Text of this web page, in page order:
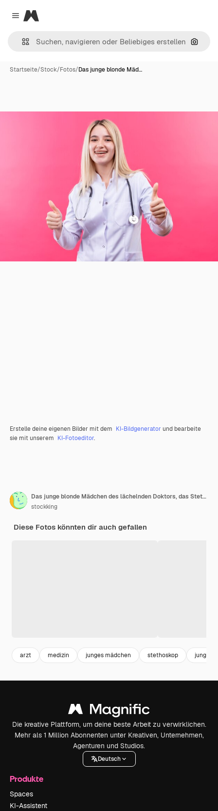
Close menu
Magnific
Nach
Startseite/Stock/Fotos/Das junge blonde Mäd…
Erstelle deine eigenen Bilder mit dem KI-Bildgenerator und bearbeite
sie mit unserem KI-Fotoeditor.
Das junge blonde Mädchen des lächelnden Doktors, das Stethoskop im medizinischen Kleid und in der Zahnspange trägt, ihre Daumen oben auf lokalisiertem rosa Hintergrund
stockking
Diese Fotos könnten dir auch gefallen
arzt medizin junges mädchen stethoskop jung
Die kreative Plattform, um deine beste Arbeit zu verwirklichen.
Mehr als 1 Million Abonnenten unter Kreativen, Unternehmen,
Agenturen und Studios.
Deutsch
Produkte
Spaces
KI-Assistent